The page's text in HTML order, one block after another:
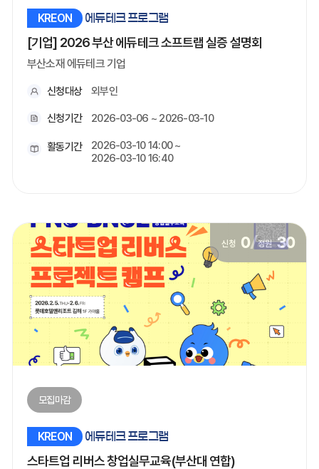
KREON 에듀테크 프로그램
[기업] 2026 부산 에듀테크 소프트랩 실증 설명회
부산소재 에듀테크 기업
신청대상 외부인
신청기간 2026-03-06 ~ 2026-03-10
활동기간
2026-03-10 14:00 ~
2026-03-10 16:40
신청 0/정원 30
모집마감
KREON 에듀테크 프로그램
스타트업 리버스 창업실무교육(부산대 연합)